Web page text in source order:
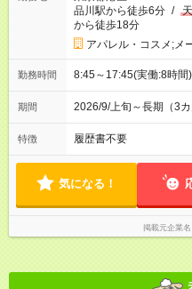
品川駅から徒歩6分 /
から徒歩18分
アパレル・コスメ;メ
勤務時間 8:45～17:45(実働:8時間
期間 2026/9/上旬～長期（3
特徴 履歴書不要
気になる！
掲載元企業名